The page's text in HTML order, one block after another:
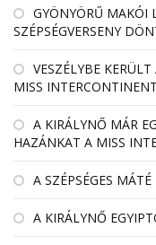
GYÖNYÖRŰ MAKÓI
SZÉPSÉGVERSENY
VESZÉLYBE
MISS
A KIRÁLYNŐ MÁR
HAZÁNKAT A MISS
A SZÉPSÉGES
A KIRÁLYNŐ